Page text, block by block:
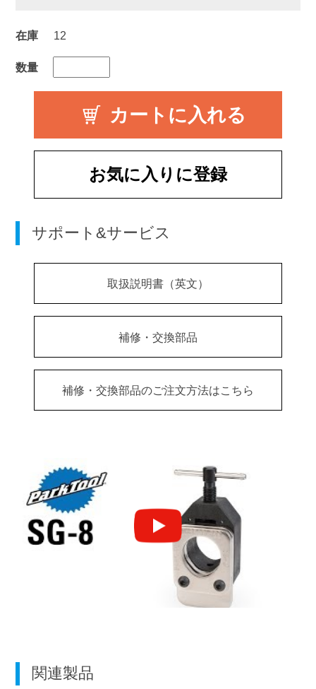
在庫 12
数量
お気に入りに登録
サポート&サービス
取扱説明書（英文）
補修・交換部品
補修・交換部品のご注文方法はこちら
関連製品